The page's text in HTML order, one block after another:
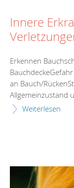
Innere
Erkennen
an Bauch/
Allgemeinzustand
Weiterlesen